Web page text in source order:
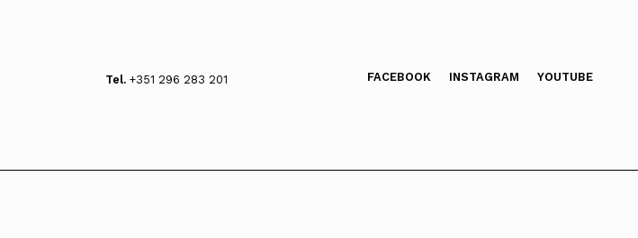
Tel. +351 296 283 201 FACEBOOK INSTAGRAM YOUTUBE